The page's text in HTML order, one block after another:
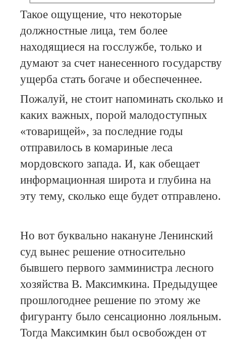
Такое ощущение, что некоторые
должностные лица, тем более
находящиеся на госслужбе, только и
думают за счет нанесенного государству
ущерба стать богаче и обеспеченнее.
Пожалуй, не стоит напоминать сколько и
каких важных, порой малодоступных
«товарищей», за последние годы
отправилось в комариные леса
мордовского запада. И, как обещает
информационная широта и глубина на
эту тему, сколько еще будет отправлено.
Но вот буквально накануне Ленинский
суд вынес решение относительно
бывшего первого замминистра лесного
хозяйства В. Максимкина. Предыдущее
прошлогоднее решение по этому же
фигуранту было сенсационно лояльным.
Тогда Максимкин был освобожден от